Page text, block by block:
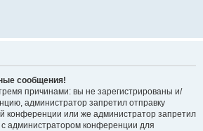
сообщения!
причинами: вы не зарегистрированы и/
администратор запретил отправку
конференции или же администратор запретил
администратором конференции для